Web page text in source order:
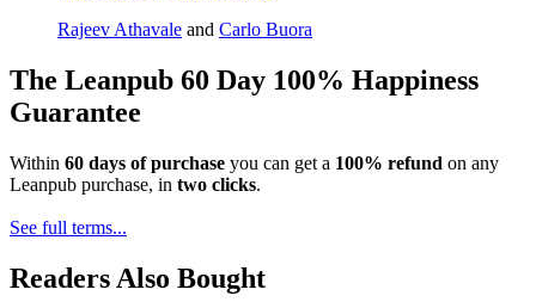
Rajeev Athavale and Carlo Buora
The Leanpub 60 Day 100% Happiness
Guarantee
Within 60 days of purchase you can get a 100% refund on any
Leanpub purchase, in two clicks.
See full terms...
Readers Also Bought